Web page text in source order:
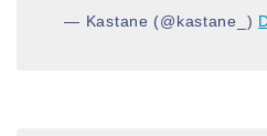
— Kastane (@kastane_)